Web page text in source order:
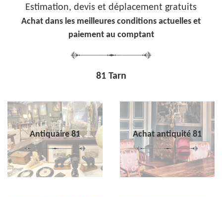
Estimation, devis et déplacement gratuits
Achat dans les meilleures conditions actuelles et
paiement au comptant
81 Tarn
Antiquaire 81 Achat antiquité 81